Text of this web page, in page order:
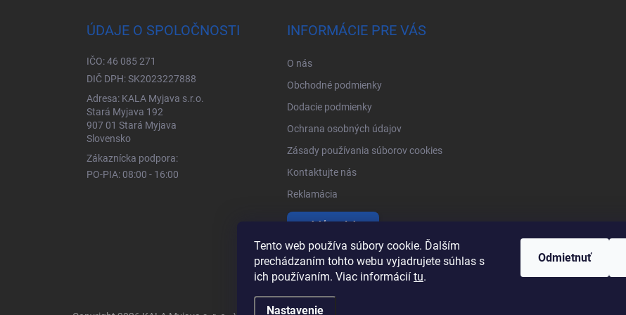
Tento web používa súbory cookie. Ďalším
prechádzaním tohto webu vyjadrujete súhlas s
ich používaním. Viac informácií tu.
Nastavenie
Odmietnuť
ÚDAJE O SPOLOČNOSTI
IČO: 46 085 271
DIČ DPH: SK2023227888
Adresa: KALA Myjava s.r.o.
Stará Myjava 192
907 01 Stará Myjava
Slovensko
Zákaznícka podpora:
PO-PIA: 08:00 - 16:00
INFORMÁCIE PRE VÁS
O nás
Obchodné podmienky
Dodacie podmienky
Ochrana osobných údajov
Zásady používania súborov cookies
Kontaktujte nás
Reklamácia
Vrátiť produkty